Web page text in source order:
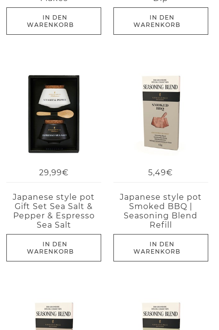
IN DEN
WARENKORB
IN DEN
WARENKORB
29,99€
Japanese style pot
Gift Set Sea Salt &
Pepper & Espresso
Sea Salt
IN DEN
WARENKORB
5,49€
Japanese style pot
Smoked BBQ |
Seasoning Blend
Refill
IN DEN
WARENKORB